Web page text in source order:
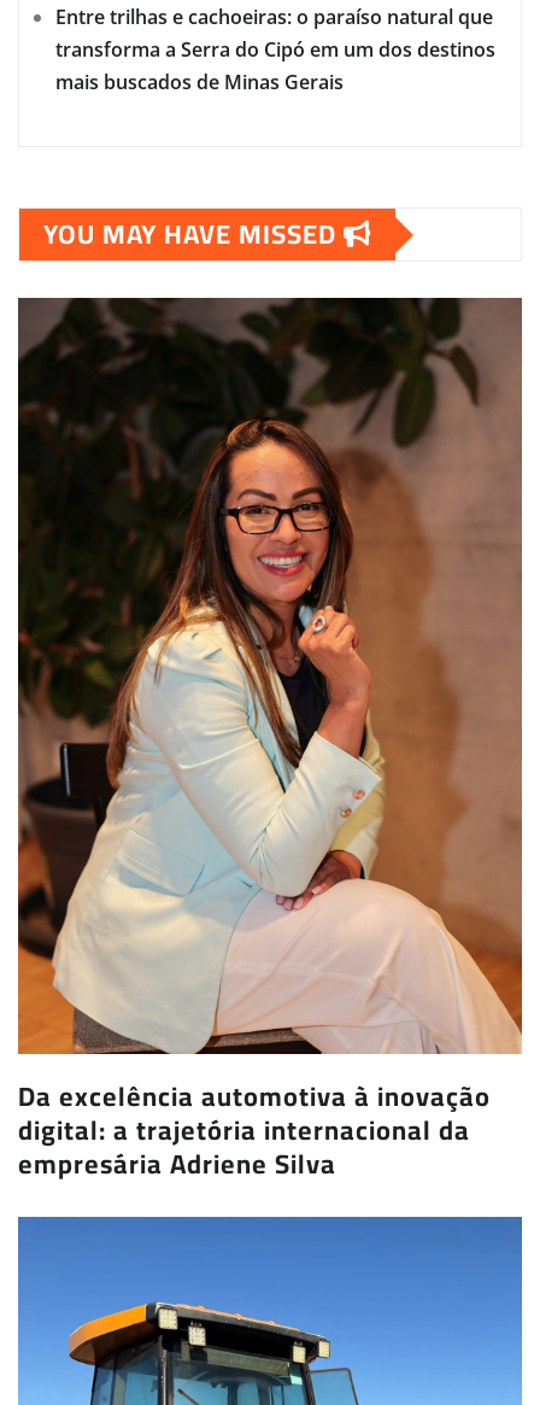
Entre trilhas e cachoeiras: o paraíso natural que
transforma a Serra do Cipó em um dos destinos
mais buscados de Minas Gerais
YOU MAY HAVE MISSED
Da excelência automotiva à inovação
digital: a trajetória internacional da
empresária Adriene Silva